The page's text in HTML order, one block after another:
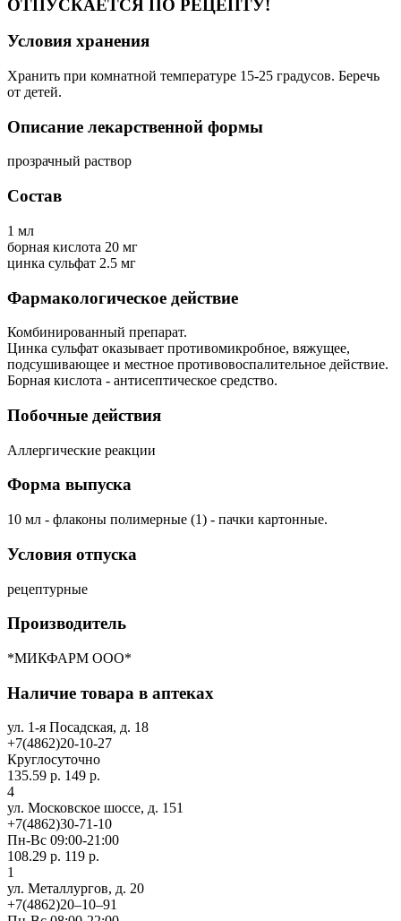
ОТПУСКАЕТСЯ ПО РЕЦЕПТУ!
Условия хранения
Хранить при комнатной температуре 15-25 градусов. Беречь
от детей.
Описание лекарственной формы
прозрачный раствор
Состав
1 мл
борная кислота 20 мг
цинка сульфат 2.5 мг
Фармакологическое действие
Комбинированный препарат.
Цинка сульфат оказывает противомикробное, вяжущее,
подсушивающее и местное противовоспалительное действие.
Борная кислота - антисептическое средство.
Побочные действия
Аллергические реакции
Форма выпуска
10 мл - флаконы полимерные (1) - пачки картонные.
Условия отпуска
рецептурные
Производитель
*МИКФАРМ ООО*
Наличие товара в аптеках
ул. 1-я Посадская, д. 18
+7(4862)20-10-27
Круглосуточно
135.59 р. 149 р.
4
ул. Московское шоссе, д. 151
+7(4862)30-71-10
Пн-Вс 09:00-21:00
108.29 р. 119 р.
1
ул. ​Металлургов, д. 20
+7(4862)20‒10‒91